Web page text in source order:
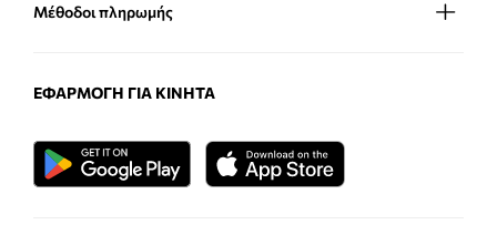
Μέθοδοι πληρωμής
ΕΦΑΡΜΟΓΉ ΓΙΑ ΚΙΝΗΤΆ